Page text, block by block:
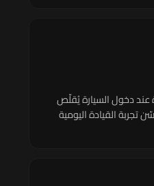
دخول السيارة يُقلّص
تجربة القيادة اليومية